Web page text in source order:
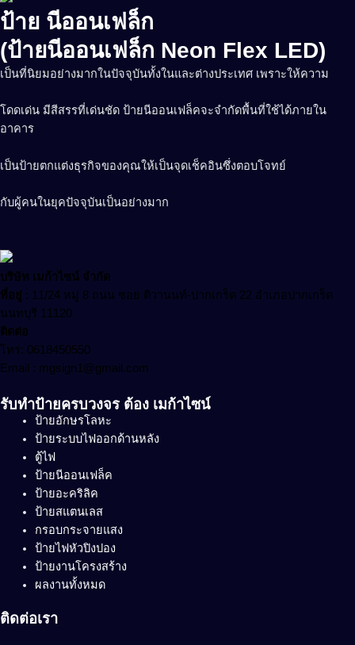
ป้าย นีออนเฟล็ก
(ป้ายนีออนเฟล็ก Neon Flex LED)
เป็นที่นิยมอย่างมากในปัจจุบันทั้งในและต่างประเทศ เพราะให้ความ
โดดเด่น มีสีสรรที่เด่นชัด ป้ายนีออนเฟล็คจะจำกัดพื้นที่ใช้ได้ภายใน
อาคาร
เป็นป้ายตกแต่งธุรกิจของคุณให้เป็นจุดเช็คอินซึ่งตอบโจทย์
กับผู้คนในยุคปัจจุบันเป็นอย่างมาก
บริษัท เมก้าไซน์ จำกัด
ที่อยู่ : 11/24 หมู่ 8 ถนน ซอย ติวานนท์-ปากเกร็ด 22 อำเภอปากเกร็ด
นนทบุรี 11120
ติดต่อ
โทร: 0618450550
Email : mgsign1@gmail.com
รับทำป้ายครบวงจร ต้อง เมก้าไซน์
ป้ายอักษรโลหะ
ป้ายระบบไฟออกด้านหลัง
ตู้ไฟ
ป้ายนีออนเฟล็ค
ป้ายอะคริลิค
ป้ายสแตนเลส
กรอบกระจายแสง
ป้ายไฟหัวปิงปอง
ป้ายงานโครงสร้าง
ผลงานทั้งหมด
ติดต่อเรา